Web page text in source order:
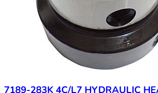
7189-283K 4C/L7 HYDRAULIC